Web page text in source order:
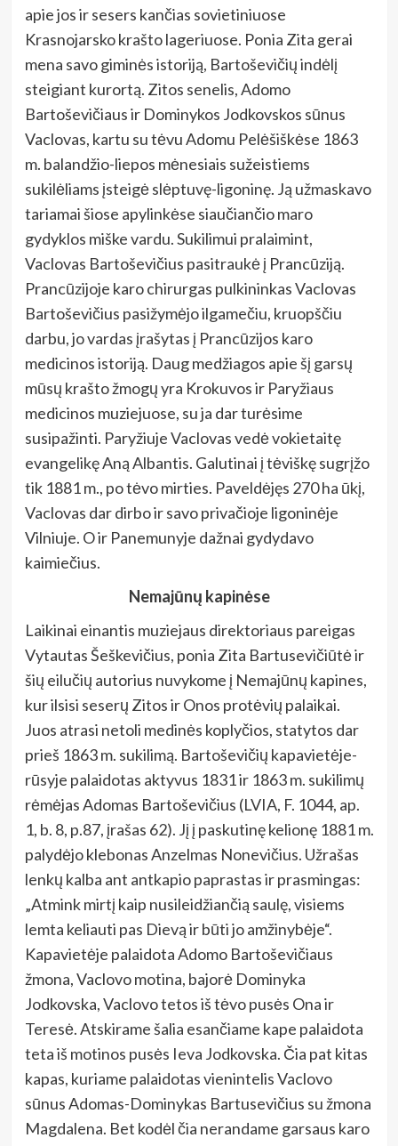
apie jos ir sesers kančias sovietiniuose
Krasnojarsko krašto lageriuose. Ponia Zita gerai
mena savo giminės istoriją, Bartoševičių indėlį
steigiant kurortą. Zitos senelis, Adomo
Bartoševičiaus ir Dominykos Jodkovskos sūnus
Vaclovas, kartu su tėvu Adomu Pelėšiškėse 1863
m. balandžio-liepos mėnesiais sužeistiems
sukilėliams įsteigė slėptuvę-ligoninę. Ją užmaskavo
tariamai šiose apylinkėse siaučiančio maro
gydyklos miške vardu. Sukilimui pralaimint,
Vaclovas Bartoševičius pasitraukė į Prancūziją.
Prancūzijoje karo chirurgas pulkininkas Vaclovas
Bartoševičius pasižymėjo ilgamečiu, kruopščiu
darbu, jo vardas įrašytas į Prancūzijos karo
medicinos istoriją. Daug medžiagos apie šį garsų
mūsų krašto žmogų yra Krokuvos ir Paryžiaus
medicinos muziejuose, su ja dar turėsime
susipažinti. Paryžiuje Vaclovas vedė vokietaitę
evangelikę Aną Albantis. Galutinai į tėviškę sugrįžo
tik 1881 m., po tėvo mirties. Paveldėjęs 270 ha ūkį,
Vaclovas dar dirbo ir savo privačioje ligoninėje
Vilniuje. O ir Panemunyje dažnai gydydavo
kaimiečius.
Nemajūnų kapinėse
Laikinai einantis muziejaus direktoriaus pareigas
Vytautas Šeškevičius, ponia Zita Bartusevičiūtė ir
šių eilučių autorius nuvykome į Nemajūnų kapines,
kur ilsisi seserų Zitos ir Onos protėvių palaikai.
Juos atrasi netoli medinės koplyčios, statytos dar
prieš 1863 m. sukilimą. Bartoševičių kapavietėje-
rūsyje palaidotas aktyvus 1831 ir 1863 m. sukilimų
rėmėjas Adomas Bartoševičius (LVIA, F. 1044, ap.
1, b. 8, p.87, įrašas 62). Jį į paskutinę kelionę 1881 m.
palydėjo klebonas Anzelmas Nonevičius. Užrašas
lenkų kalba ant antkapio paprastas ir prasmingas:
„Atmink mirtį kaip nusileidžiančią saulę, visiems
lemta keliauti pas Dievą ir būti jo amžinybėje“.
Kapavietėje palaidota Adomo Bartoševičiaus
žmona, Vaclovo motina, bajorė Dominyka
Jodkovska, Vaclovo tetos iš tėvo pusės Ona ir
Teresė. Atskirame šalia esančiame kape palaidota
teta iš motinos pusės Ieva Jodkovska. Čia pat kitas
kapas, kuriame palaidotas vienintelis Vaclovo
sūnus Adomas-Dominykas Bartusevičius su žmona
Magdalena. Bet kodėl čia nerandame garsaus karo